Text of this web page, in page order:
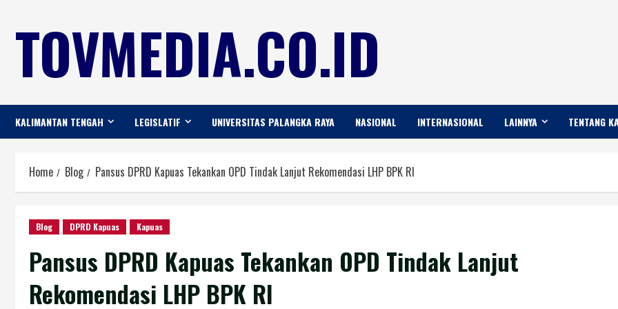
TOVMEDIA.CO.ID
KALIMANTAN TENGAH LEGISLATIF UNIVERSITAS PALANGKA RAYA NASIONAL INTERNASIONAL LAINNYA TENTANG
Home Blog Pansus DPRD Kapuas Tekankan OPD Tindak Lanjut Rekomendasi LHP BPK RI
Blog DPRD Kapuas Kapuas
Pansus DPRD Kapuas Tekankan OPD Tindak Lanjut
Rekomendasi LHP BPK RI